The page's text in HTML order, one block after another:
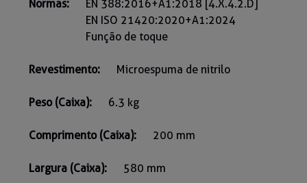
Normas:
EN 388:2016+A1:2018 [4.X.4.2.D]
EN ISO 21420:2020+A1:2024
Função de toque
Revestimento: Microespuma de nitrilo
Peso (Caixa): 6.3 kg
Comprimento (Caixa): 200 mm
Largura (Caixa): 580 mm